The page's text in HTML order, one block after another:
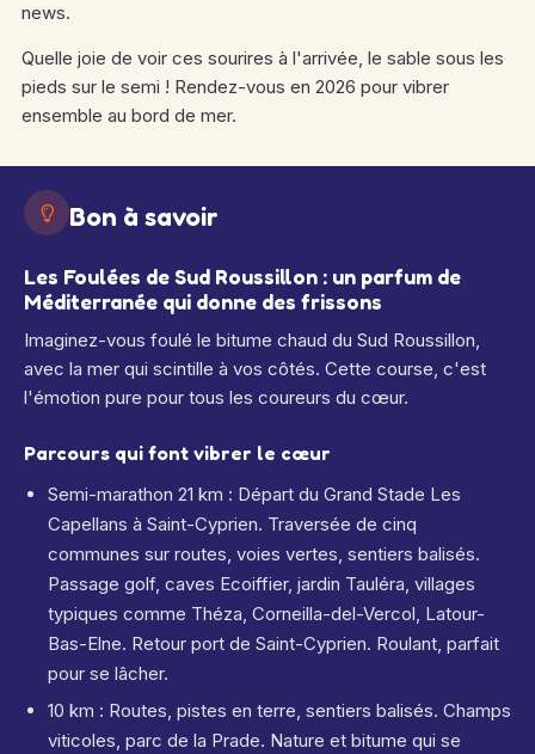
news.
Quelle joie de voir ces sourires à l'arrivée, le sable sous les
pieds sur le semi ! Rendez-vous en 2026 pour vibrer
ensemble au bord de mer.
Bon à savoir
Les Foulées de Sud Roussillon : un parfum de
Méditerranée qui donne des frissons
Imaginez-vous foulé le bitume chaud du Sud Roussillon,
avec la mer qui scintille à vos côtés. Cette course, c'est
l'émotion pure pour tous les coureurs du cœur.
Parcours qui font vibrer le cœur
Semi-marathon 21 km : Départ du Grand Stade Les
Capellans à Saint-Cyprien. Traversée de cinq
communes sur routes, voies vertes, sentiers balisés.
Passage golf, caves Ecoiffier, jardin Tauléra, villages
typiques comme Théza, Corneilla-del-Vercol, Latour-
Bas-Elne. Retour port de Saint-Cyprien. Roulant, parfait
pour se lâcher.
10 km : Routes, pistes en terre, sentiers balisés. Champs
viticoles, parc de la Prade. Nature et bitume qui se